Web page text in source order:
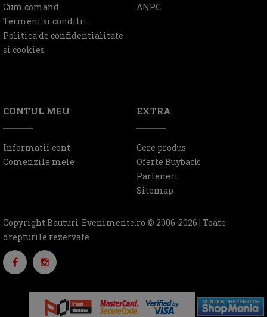
Cum comand
Termeni si conditii
Politica de confidentialitate
si cookies
ANPC
CONTUL MEU
Informatii cont
Comenzile mele
EXTRA
Cere produs
Oferte Buyback
Parteneri
Sitemap
Copyright Bauturi-Evenimente.ro © 2006-2026 | Toate
drepturile rezervate